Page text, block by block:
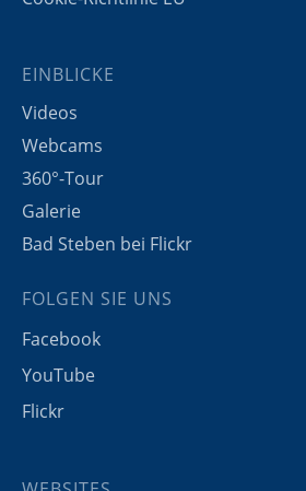
EINBLICKE
Videos
Webcams
360°-Tour
Galerie
Bad Steben bei Flickr
FOLGEN SIE UNS
Facebook
YouTube
Flickr